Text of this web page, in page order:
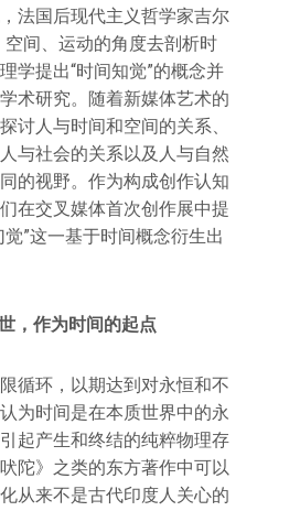
法国后现代主义哲学家吉尔
空间、运动的角度去剖析时
学提出“时间知觉”的概念并
术研究。随着新媒体艺术的
讨人与时间和空间的关系、
与社会的关系以及人与自然
的视野。作为构成创作认知
在交叉媒体首次创作展中提
觉”这一基于时间概念衍生出
，作为时间的起点
循环，以期达到对永恒和不
为时间是在本质世界中的永
起产生和终结的纯粹物理存
陀》之类的东方著作中可以
从来不是古代印度人关心的